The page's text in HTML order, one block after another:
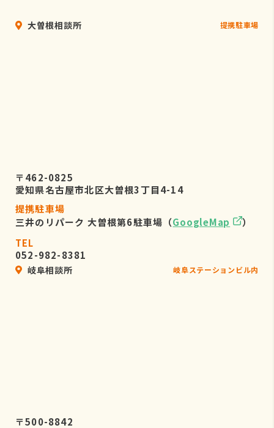
大曽根相談所 提携駐車場
〒462-0825
愛知県名古屋市北区大曽根3丁目4-14
提携駐車場
三井のリパーク 大曽根第6駐車場（GoogleMap
）
TEL
052-982-8381
岐阜相談所 岐阜ステーションビル内
〒500-8842